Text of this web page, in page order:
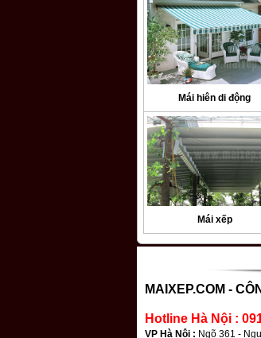
Mái hiên di động
Mái xếp
MAIXEP.COM -
Hotline Hà Nội :
VP Hà Nội : Ngõ 361 -